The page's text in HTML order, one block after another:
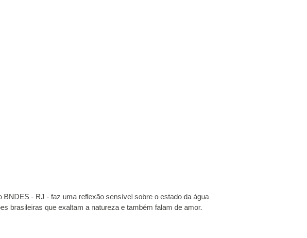
- RJ - faz uma reflexão sensível sobre o estado da água
brasileiras que exaltam a natureza e também falam de amor.